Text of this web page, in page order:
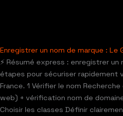
Enregistrer un nom de marque : Le
⚡ Résumé express : enregistrer
étapes pour sécuriser rapidement
France. 1 Vérifier le nom
web) + vérification nom de
Choisir les classes Définir